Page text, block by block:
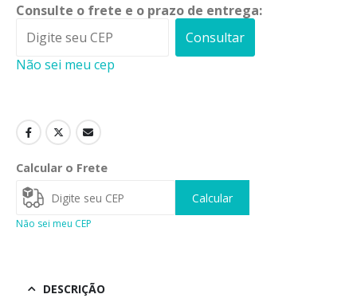
Consulte o frete e o prazo de entrega:
Consultar
Não sei meu cep
Calcular o Frete
Calcular
Não sei meu CEP
DESCRIÇÃO